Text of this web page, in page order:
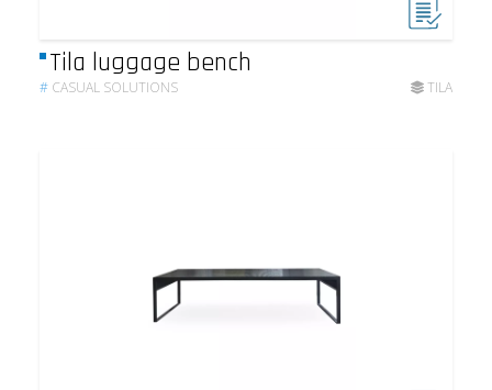
Tila luggage bench
# CASUAL SOLUTIONS TILA